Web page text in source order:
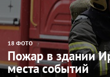
18 ФОТО
Пожар в здании
места событий